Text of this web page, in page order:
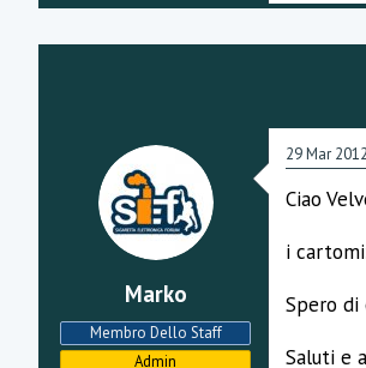
Marko
Membro Dello Staff
Admin
29 Mar 2012
Ciao
i
Spero
Saluti e